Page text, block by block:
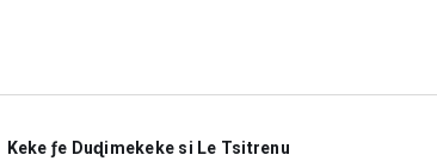
Keke ƒe Duɖimekeke si Le Tsitrenu